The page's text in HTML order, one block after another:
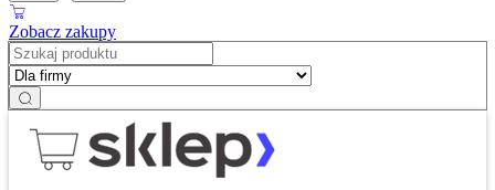
Zobacz zakupy